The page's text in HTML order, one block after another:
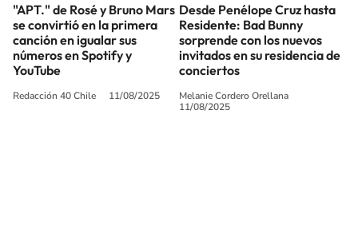
"APT." de Rosé y Bruno Mars
se convirtió en la primera
canción en igualar sus
números en Spotify y
YouTube
Redacción 40 Chile 11/08/2025
Desde Penélope Cruz hasta
Residente: Bad Bunny
sorprende con los nuevos
invitados en su residencia de
conciertos
Melanie Cordero Orellana
11/08/2025